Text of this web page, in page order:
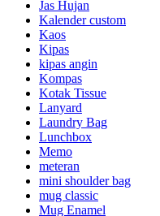
Jas Hujan
Kalender custom
Kaos
Kipas
kipas angin
Kompas
Kotak Tissue
Lanyard
Laundry Bag
Lunchbox
Memo
meteran
mini shoulder bag
mug classic
Mug Enamel